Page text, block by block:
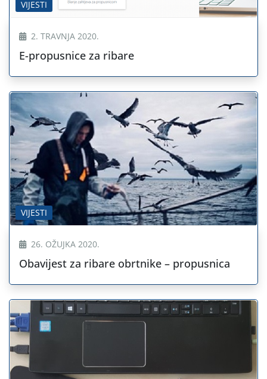
VIJESTI
2. TRAVNJA 2020.
E-propusnice za ribare
VIJESTI
26. OŽUJKA 2020.
Obavijest za ribare obrtnike – propusnica